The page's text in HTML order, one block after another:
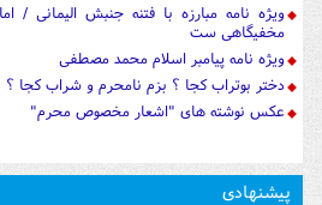
ویژه نامه مبارزه با فتنه جنبش الیمانی /
مخفیگاهی ست
ویژه نامه پیامبر اسلام محمد مصطفی
دختر بوتراب کجا ؟ بزم نامحرم و شراب کجا
عکس نوشته های "اشعار مخصوص محرم"
پیشنهادی